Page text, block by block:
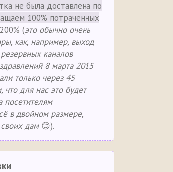
не была доставлена по
100% потраченных
(это обычно очень
как, например, выход
каналов
8 марта 2015
только через 45
для нас это будет
посетителям
в двойном размере,
дам😊).